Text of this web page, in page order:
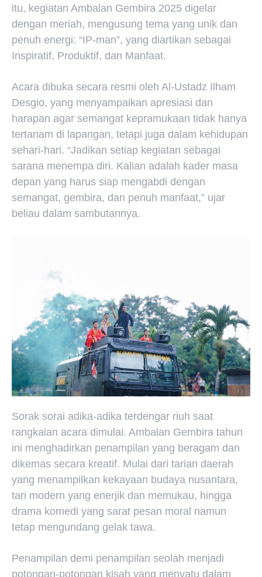
itu, kegiatan Ambalan Gembira 2025 digelar
dengan meriah, mengusung tema yang unik dan
penuh energi: “IP-man”, yang diartikan sebagai
Inspiratif, Produktif, dan Manfaat.
Acara dibuka secara resmi oleh Al-Ustadz Ilham
Desgio, yang menyampaikan apresiasi dan
harapan agar semangat kepramukaan tidak hanya
tertanam di lapangan, tetapi juga dalam kehidupan
sehari-hari. “Jadikan setiap kegiatan sebagai
sarana menempa diri. Kalian adalah kader masa
depan yang harus siap mengabdi dengan
semangat, gembira, dan penuh manfaat,” ujar
beliau dalam sambutannya.
Sorak sorai adika-adika terdengar riuh saat
rangkaian acara dimulai. Ambalan Gembira tahun
ini menghadirkan penampilan yang beragam dan
dikemas secara kreatif. Mulai dari tarian daerah
yang menampilkan kekayaan budaya nusantara,
tari modern yang enerjik dan memukau, hingga
drama komedi yang sarat pesan moral namun
tetap mengundang gelak tawa.
Penampilan demi penampilan seolah menjadi
potongan-potongan kisah yang menyatu dalam